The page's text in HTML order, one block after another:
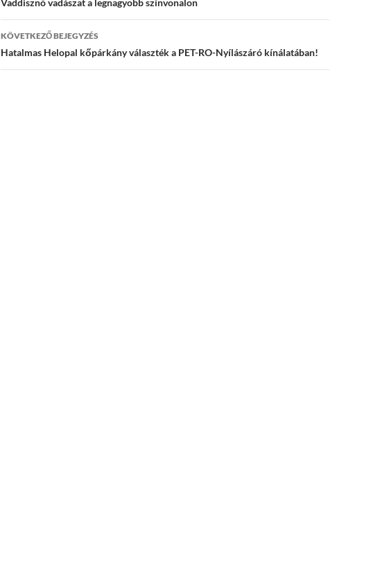
navigációja
Vaddisznó vadászat a legnagyobb színvonalon
KÖVETKEZŐ BEJEGYZÉS
Hatalmas Helopal kőpárkány választék a PET-RO-Nyílászáró kínálatában!